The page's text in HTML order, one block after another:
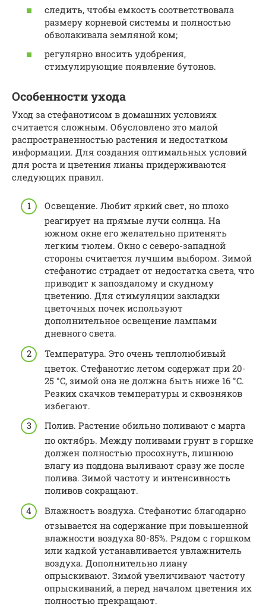
следить, чтобы емкость соответствовала
размеру корневой системы и полностью
обволакивала земляной ком;
регулярно вносить удобрения,
стимулирующие появление бутонов.
Особенности ухода
Уход за стефанотисом в домашних условиях
считается сложным. Обусловлено это малой
распространенностью растения и недостатком
информации. Для создания оптимальных условий
для роста и цветения лианы придерживаются
следующих правил.
Освещение. Любит яркий свет, но плохо
реагирует на прямые лучи солнца. На
южном окне его желательно притенять
легким тюлем. Окно с северо-западной
стороны считается лучшим выбором. Зимой
стефанотис страдает от недостатка света, что
приводит к запоздалому и скудному
цветению. Для стимуляции закладки
цветочных почек используют
дополнительное освещение лампами
дневного света.
Температура. Это очень теплолюбивый
цветок. Стефанотис летом содержат при 20-
25 °C, зимой она не должна быть ниже 16 °C.
Резких скачков температуры и сквозняков
избегают.
Полив. Растение обильно поливают с марта
по октябрь. Между поливами грунт в горшке
должен полностью просохнуть, лишнюю
влагу из поддона выливают сразу же после
полива. Зимой частоту и интенсивность
поливов сокращают.
Влажность воздуха. Стефанотис благодарно
отзывается на содержание при повышенной
влажности воздуха 80-85%. Рядом с горшком
или кадкой устанавливается увлажнитель
воздуха. Дополнительно лиану
опрыскивают. Зимой увеличивают частоту
опрыскиваний, а перед началом цветения их
полностью прекращают.